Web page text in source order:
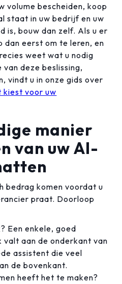
volume bescheiden, koop
staat in uw bedrijf en uw
is, bouw dan zelf. Als u er
dan eerst om te leren, en
weet wat u nodig
deze beslissing,
vindt u in onze gids over
kiest voor uw
manier
van uw AI-
bedrag komen voordat u
praat. Doorloop
Een enkele, goed
aan de onderkant van
assistent die veel
de bovenkant.
heeft het te maken?